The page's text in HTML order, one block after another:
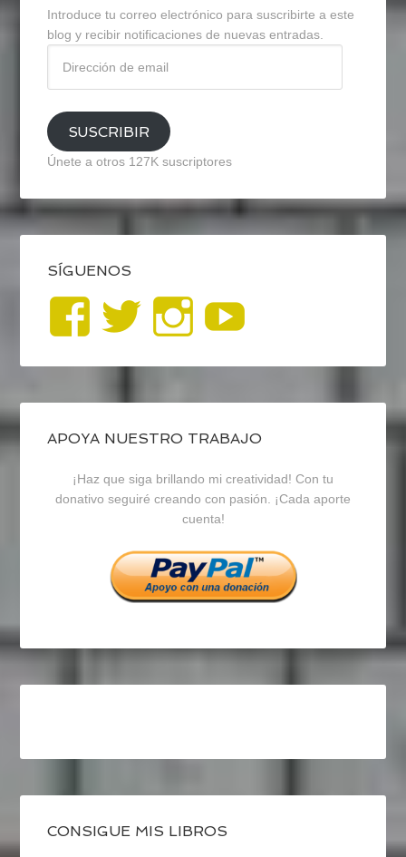
Introduce tu correo electrónico para suscribirte a este
blog y recibir notificaciones de nuevas entradas.
email
SUSCRIBIR
Únete a otros 127K suscriptores
SÍGUENOS
Ver
perfil
de
blogrecursosep
en
Facebook
Ver
perfil
de
recursosep
en
Twitter
Ver
perfil
de
recursosep
en
Instagram
APOYA NUESTRO TRABAJO
¡Haz que siga brillando mi creatividad! Con tu
donativo seguiré creando con pasión. ¡Cada aporte
cuenta!
CONSIGUE MIS LIBROS